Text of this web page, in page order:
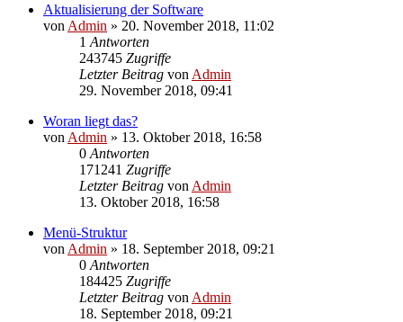
Aktualisierung der Software
von Admin » 20. November 2018, 11:02
1 Antworten
243745 Zugriffe
Letzter Beitrag von Admin
29. November 2018, 09:41
Woran liegt das?
von Admin » 13. Oktober 2018, 16:58
0 Antworten
171241 Zugriffe
Letzter Beitrag von Admin
13. Oktober 2018, 16:58
Menü-Struktur
von Admin » 18. September 2018, 09:21
0 Antworten
184425 Zugriffe
Letzter Beitrag von Admin
18. September 2018, 09:21